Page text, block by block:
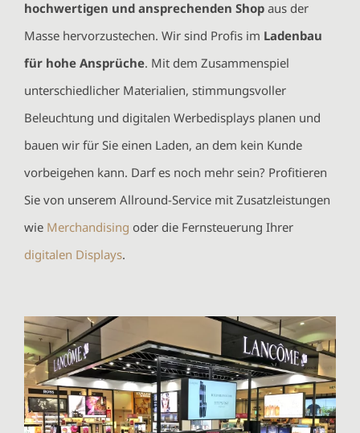
hochwertigen und ansprechenden Shopaus der
Masse hervorzustechen. Wir sind Profis im Ladenbau
für hohe Ansprüche. Mit dem Zusammenspiel
unterschiedlicher Materialien, stimmungsvoller
Beleuchtung und digitalen Werbedisplays planen und
bauen wir für Sie einen Laden, an dem kein Kunde
vorbeigehen kann. Darf es noch mehr sein? Profitieren
Sie von unserem Allround-Service mit Zusatzleistungen
wie Merchandising oder die Fernsteuerung Ihrer
digitalen Displays.